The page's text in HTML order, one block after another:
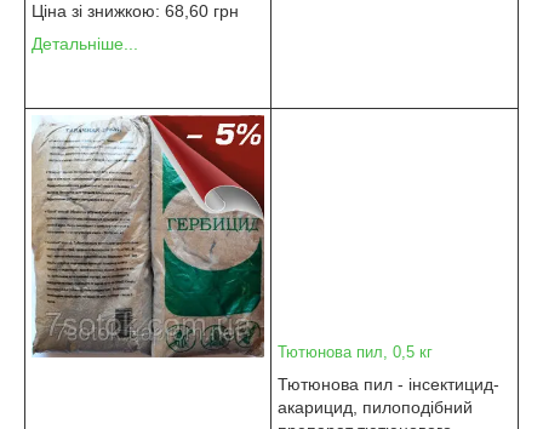
Ціна зі знижкою: 68,60 грн
Детальніше...
Тютюнова пил, 0,5 кг
Тютюнова пил - інсектицид-
акарицид, пилоподібний